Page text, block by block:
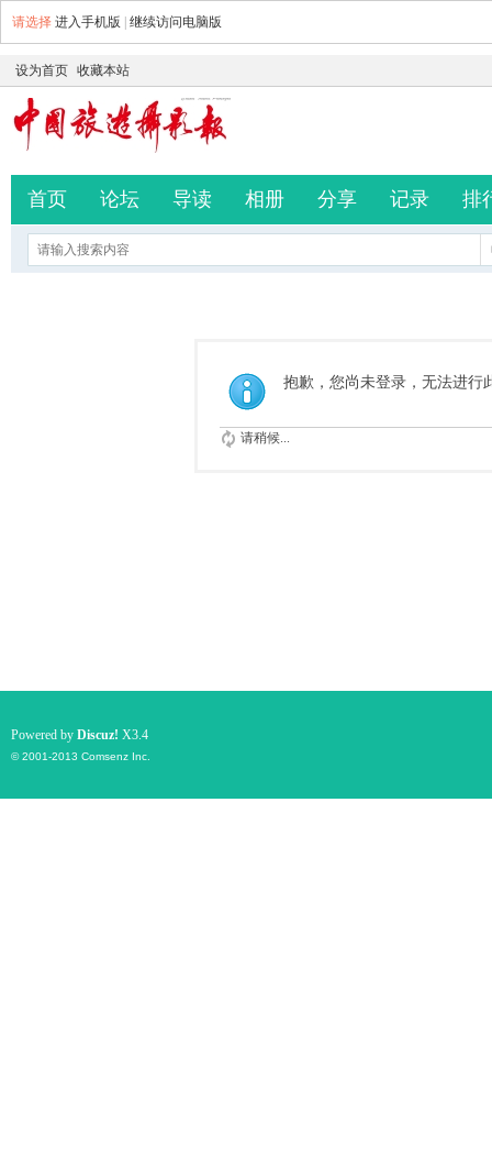
请选择 进入手机版 继续访问电脑版
设为首页 收藏本站
首页 论坛 导读 相册 分享 记录 排
抱歉，您尚未登录，无法进行
请稍候...
Powered by Discuz! X3.4
© 2001-2013 Comsenz Inc.